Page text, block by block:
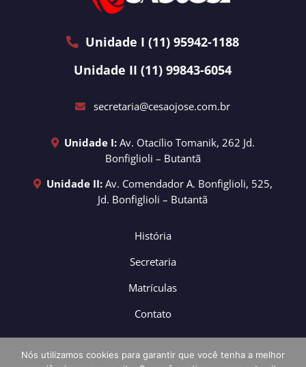
Unidade I (11) 95942-1188
Unidade II (11) 99843-6054
secretaria@cesaojose.com.br
Unidade I: Av. Otacílio Tomanik, 262 Jd.
Bonfiglioli – Butantã
Unidade II: Av. Comendador A. Bonfiglioli, 525,
Jd. Bonfiglioli – Butantã
História
Secretaria
Matrículas
Contato
Nós utilizamos cookies para garantir que você tenha a melhor